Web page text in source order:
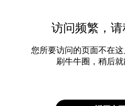
访问频繁，
您所要访问的页面不在
刷牛牛圈，稍后